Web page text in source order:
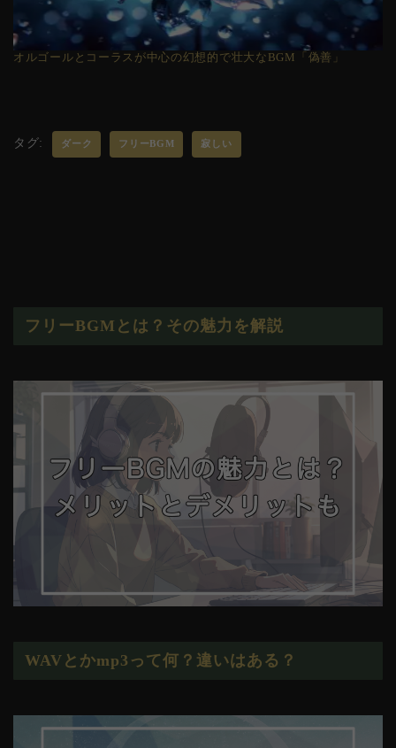
オルゴールとコーラスが中心の幻想的で壮大なBGM「偽善」
タグ: ダーク フリーBGM 寂しい
フリーBGMとは？その魅力を解説
WAVとかmp3って何？違いはある？